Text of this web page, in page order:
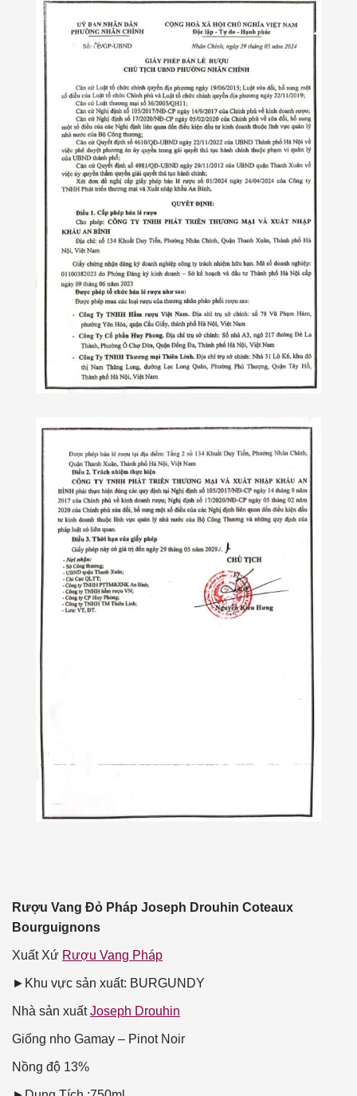
Rượu Vang Đỏ Pháp Joseph Drouhin Coteaux
Bourguignons
Xuất Xứ Rượu Vang Pháp
►Khu vực sản xuất: BURGUNDY
Nhà sản xuất Joseph Drouhin
Giống nho Gamay – Pinot Noir
Nồng độ 13%